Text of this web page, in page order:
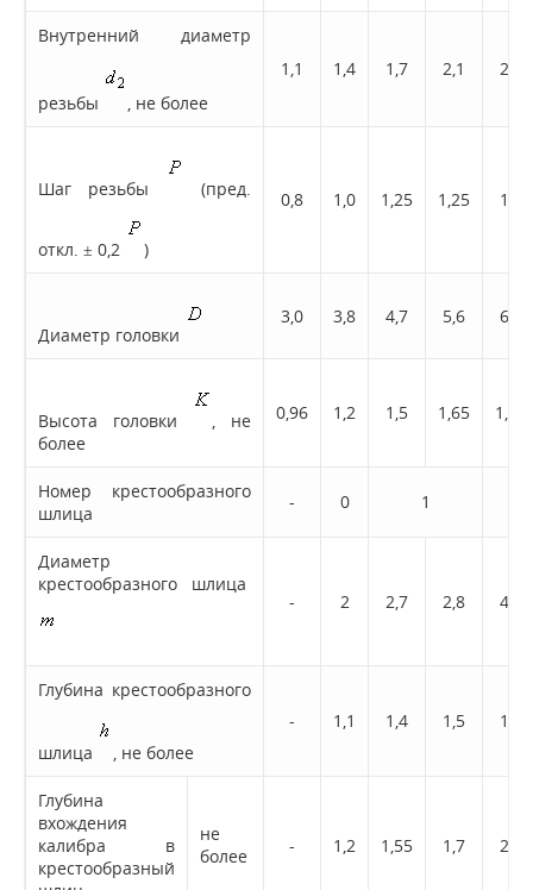
Внутренний диаметр
резьбы , не более
1,1 1,4 1,7 2,1 2,4
Шаг резьбы (пред.
откл. ± 0,2 )
0,8 1,0 1,25 1,25 1,5
Диаметр головки
3,0 3,8 4,7 5,6 6,5
Высота головки
, не
более
0,96 1,2 1,5 1,65 1,93
Номер крестообразного
шлица
- 0 1
Диаметр
крестообразного шлица
- 2 2,7 2,8 4,0
Глубина крестообразного
шлица , не более
- 1,1 1,4 1,5 1,7
Глубина
вхождения
калибра в
крестообразный
не
более
- 1,2 1,55 1,7 2,0